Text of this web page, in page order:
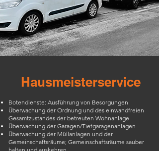
Hausmeisterservice
Botendienste: Ausführung von Besorgungen
Überwachung der Ordnung und des einwandfreien
Gesamtzustandes der betreuten Wohnanlage
Überwachung der Garagen/Tiefgaragenanlagen
Überwachung der Müllanlagen und der
Gemeinschaftsräume; Gemeinschaftsräume sauber